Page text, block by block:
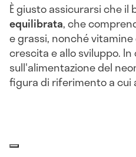
È giusto assicurarsi che il
equilibrata, che
e grassi, nonché
crescita e allo sviluppo.
sull'alimentazione del
figura di riferimento a cui
una diagnosi formulata dal medico.